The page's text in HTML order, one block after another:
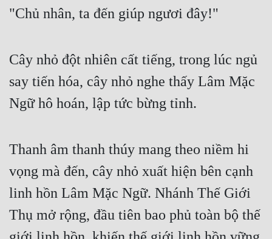
Truyện Dịch
Truyện ngắn
Xa Lộ Dịch
Cạnh Kỹ
Cổ Tiên Hiệp
Cổ Đại
"Chủ nhân, ta đến giúp ngươi đây!"
Cây nhỏ đột nhiên cất tiếng, trong lúc ngủ
say tiến hóa, cây nhỏ nghe thấy Lâm Mặc
Ngữ hô hoán, lập tức bừng tỉnh.
Thanh âm thanh thúy mang theo niềm hi
vọng mà đến, cây nhỏ xuất hiện bên cạnh
linh hồn Lâm Mặc Ngữ. Nhánh Thế Giới
Thụ mở rộng, đầu tiên bao phủ toàn bộ thế